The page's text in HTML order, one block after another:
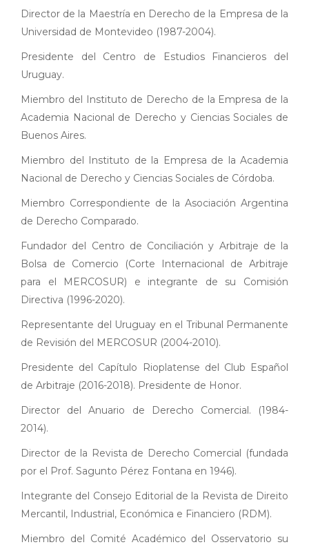
Director de la Maestría en Derecho de la Empresa de la
Universidad de Montevideo (1987-2004).
Presidente del Centro de Estudios Financieros del
Uruguay.
Miembro del Instituto de Derecho de la Empresa de la
Academia Nacional de Derecho y Ciencias Sociales de
Buenos Aires.
Miembro del Instituto de la Empresa de la Academia
Nacional de Derecho y Ciencias Sociales de Córdoba.
Miembro Correspondiente de la Asociación Argentina
de Derecho Comparado.
Fundador del Centro de Conciliación y Arbitraje de la
Bolsa de Comercio (Corte Internacional de Arbitraje
para el MERCOSUR) e integrante de su Comisión
Directiva (1996-2020).
Representante del Uruguay en el Tribunal Permanente
de Revisión del MERCOSUR (2004-2010).
Presidente del Capítulo Rioplatense del Club Español
de Arbitraje (2016-2018). Presidente de Honor.
Director del Anuario de Derecho Comercial. (1984-
2014).
Director de la Revista de Derecho Comercial (fundada
por el Prof. Sagunto Pérez Fontana en 1946).
Integrante del Consejo Editorial de la Revista de Direito
Mercantil, Industrial, Económica e Financiero (RDM).
Miembro del Comité Académico del Osservatorio su